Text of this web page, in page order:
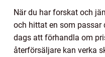
När du har forskat och
och hittat en som passar
dags att förhandla om
återförsäljare kan verka